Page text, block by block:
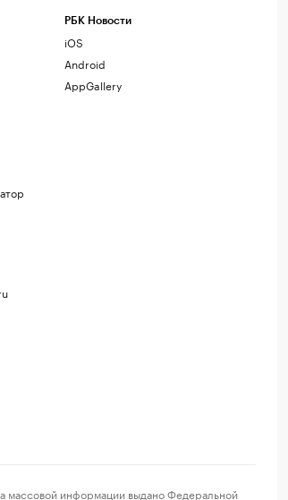
РБК Новости
iOS
Android
AppGallery
информации выдано Федеральной